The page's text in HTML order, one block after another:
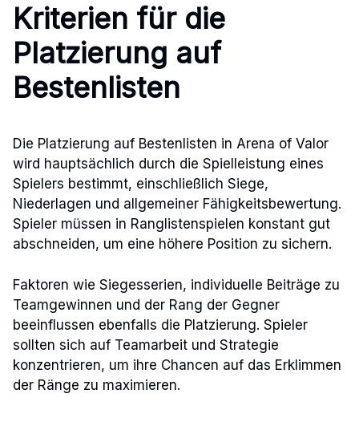
Kriterien für die
Platzierung auf
Bestenlisten
Die Platzierung auf Bestenlisten in Arena of Valor
wird hauptsächlich durch die Spielleistung eines
Spielers bestimmt, einschließlich Siege,
Niederlagen und allgemeiner Fähigkeitsbewertung.
Spieler müssen in Ranglistenspielen konstant gut
abschneiden, um eine höhere Position zu sichern.
Faktoren wie Siegesserien, individuelle Beiträge zu
Teamgewinnen und der Rang der Gegner
beeinflussen ebenfalls die Platzierung. Spieler
sollten sich auf Teamarbeit und Strategie
konzentrieren, um ihre Chancen auf das Erklimmen
der Ränge zu maximieren.